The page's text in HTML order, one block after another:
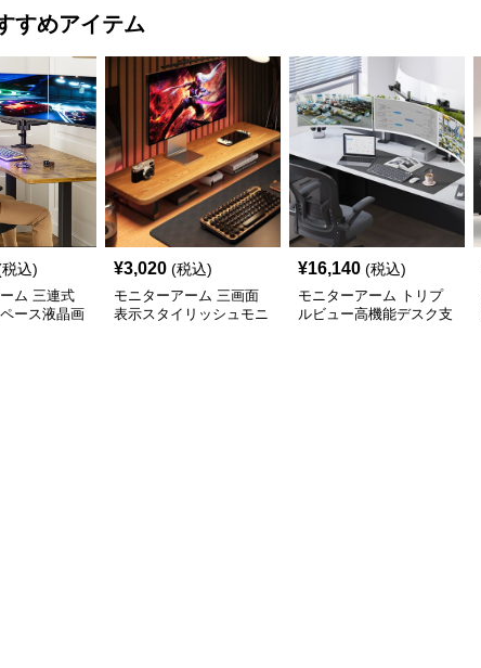
すめアイテム
込)
ム 三連式
ース液晶画
¥3,020 (税込)
モニターアーム 三画面
表示スタイリッシュモニ
¥16,140 (税込)
モニターアーム トリプ
ルビュー高機能デスク支